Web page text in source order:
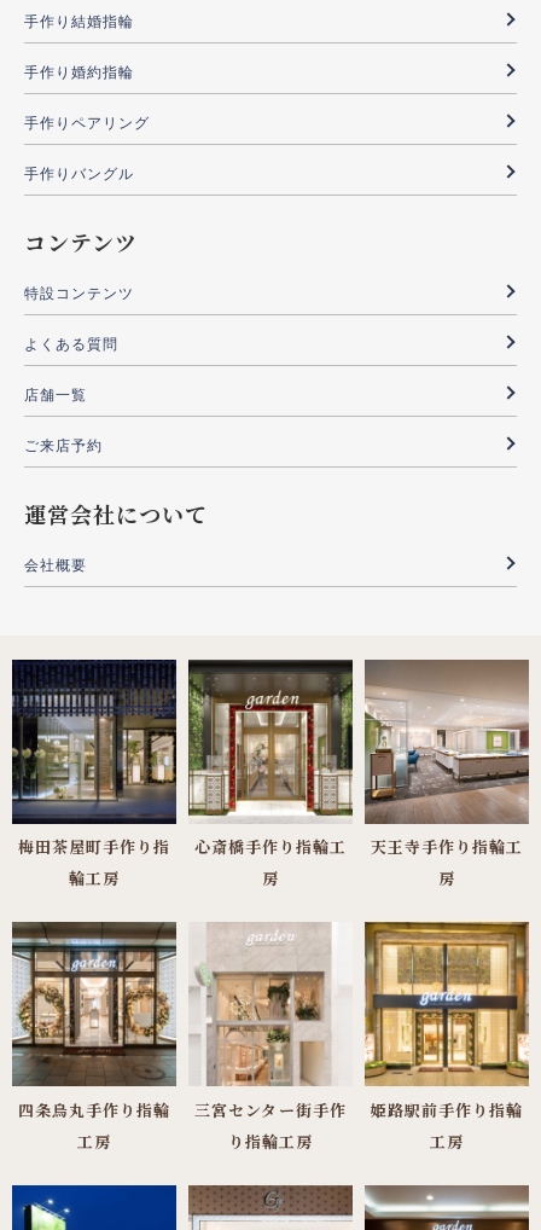
供
その他、お客様とのお取引を円滑に履行するための社
を開示・提供いたしません。
代金決済のために金融機関等に開示する必要がある場
合
必要がある場合
す。当社は業務の一部を個人情報の守秘義務契約を結ん
だ企業に委託する場合がありますが、この場合も当社の
個人情報保護方針のもとで保護されます。
5．継続的改善
当社は、お客様の個人情報の適正な取り扱いを図るた
い、継続的な改善に努めてまいります。
6．ご質問・ご意見等
当社は、お客様からいただいた個人情報に係るご質問・
ご意見等に対し、迅速かつ誠実な対応に努めてまいりま
手作り結婚指輪
手作り婚約指輪
手作りペアリング
手作りバングル
コンテンツ
特設コンテンツ
よくある質問
店舗一覧
ご来店予約
運営会社について
会社概要
梅田茶屋町手作り指
輪工房
心斎橋手作り指輪工
房
天王寺手作り指輪工
房
四条烏丸手作り指輪
工房
三宮センター街手作
り指輪工房
姫路駅前手作り指輪
工房